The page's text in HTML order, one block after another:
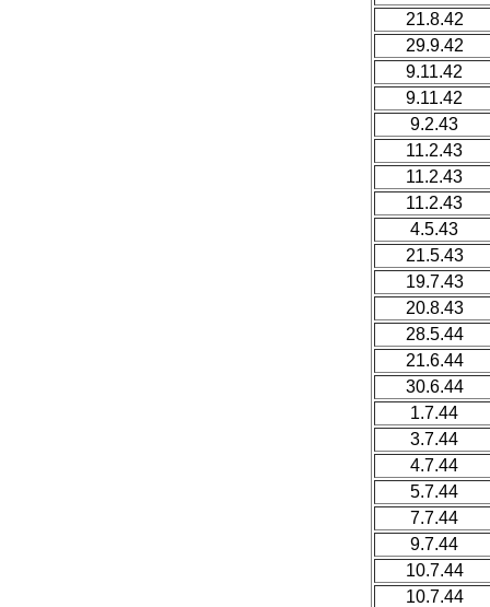
21.8.42
29.9.42
9.11.42
9.11.42
9.2.43
11.2.43
11.2.43
11.2.43
4.5.43
21.5.43
19.7.43
20.8.43
28.5.44
21.6.44
30.6.44
1.7.44
3.7.44
4.7.44
5.7.44
7.7.44
9.7.44
10.7.44
10.7.44